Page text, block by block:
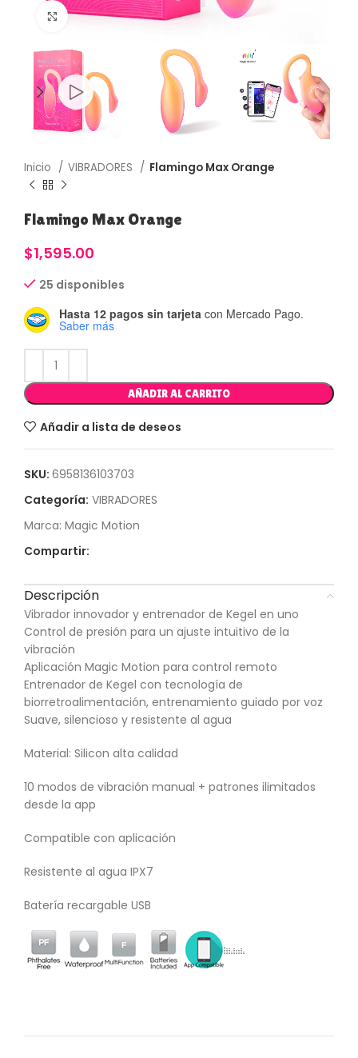
Haga Click para agrandar
Inicio VIBRADORES Flamingo Max Orange
Flamingo Max Orange
$1,595.00
25 disponibles
Hasta 12 pagos sin tarjeta con Mercado Pago.
Saber más
AÑADIR AL CARRITO
Añadir a lista de deseos
SKU: 6958136103703
Categoría: VIBRADORES
Marca: Magic Motion
Compartir:
Descripción
Vibrador innovador y entrenador de Kegel en uno
Control de presión para un ajuste intuitivo de la
vibración
Aplicación Magic Motion para control remoto
Entrenador de Kegel con tecnología de
biorretroalimentación, entrenamiento guiado por voz
Suave, silencioso y resistente al agua
Material: Silicon alta calidad
10 modos de vibración manual + patrones ilimitados
desde la app
Compatible con aplicación
Resistente al agua IPX7
Batería recargable USB